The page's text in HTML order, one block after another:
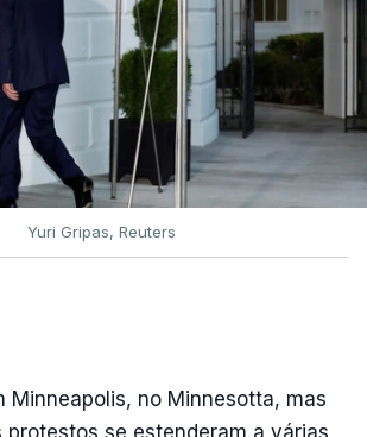
Yuri Gripas, Reuters
Minneapolis, no Minnesotta, mas
protestos se estenderam a várias